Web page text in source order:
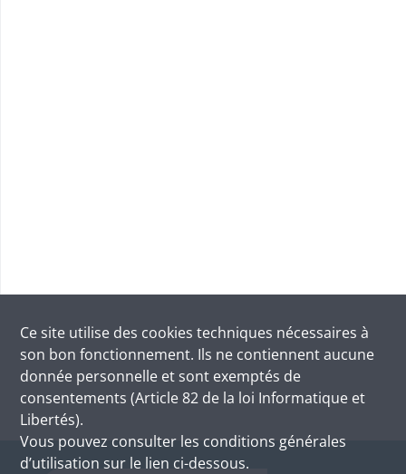
Ce site utilise des cookies techniques nécessaires à
son bon fonctionnement. Ils ne contiennent aucune
donnée personnelle et sont exemptés de
consentements (Article 82 de la loi Informatique et
Libertés).
Vous pouvez consulter les conditions générales
d’utilisation sur le lien ci-dessous.